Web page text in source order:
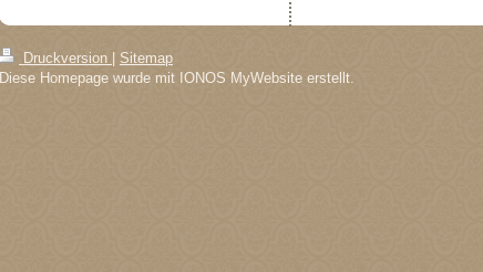
Druckversion
Sitemap
Diese Homepage wurde mit IONOS MyWebsite erstellt.